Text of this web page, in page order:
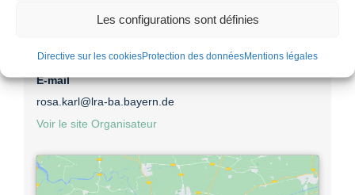
Les configurations sont définies
Directive sur les cookiesProtection des donnéesMentions légales
KLOSTERlandschaftEBRACH (paysage du monastère)
095185721
E-mail
rosa.karl@lra-ba.bayern.de
Voir le site Organisateur